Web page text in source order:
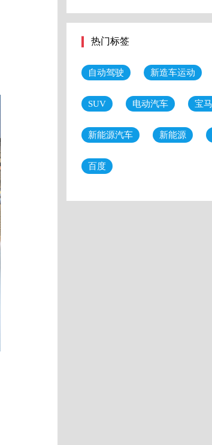
热门标签
自动驾驶 新造车运动
SUV 电动汽车 宝马
新能源汽车 新能源
百度